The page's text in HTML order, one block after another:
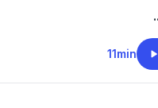
mucho que ver con
filipino, también se
del español.
11min